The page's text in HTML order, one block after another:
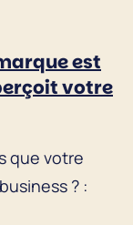
est
votre
que votre
? :